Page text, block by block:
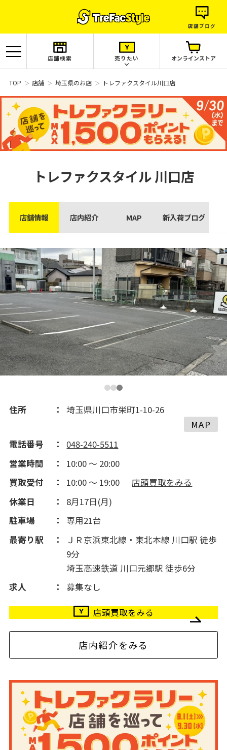
店舗ブログ
店舗検索 売りたい オンラインストア
TOP 店舗 埼玉県のお店 トレファクスタイル川口店
トレファクスタイル川口店
店舗情報 店内紹介 MAP 新入荷ブログ
住所
埼玉県川口市栄町1-10-26
MAP
電話番号
048-240-5511
営業時間
10:00 ～ 20:00
買取受付
10:00 ～ 19:00
店頭買取をみる
休業日
8月17日(月)
駐車場
専用21台
最寄り駅
ＪＲ京浜東北線・東北本線 川口駅 徒歩
9分
埼玉高速鉄道 川口元郷駅 徒歩6分
求人
募集なし
店頭買取をみる
店内紹介をみる